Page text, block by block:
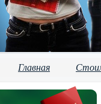
Главная